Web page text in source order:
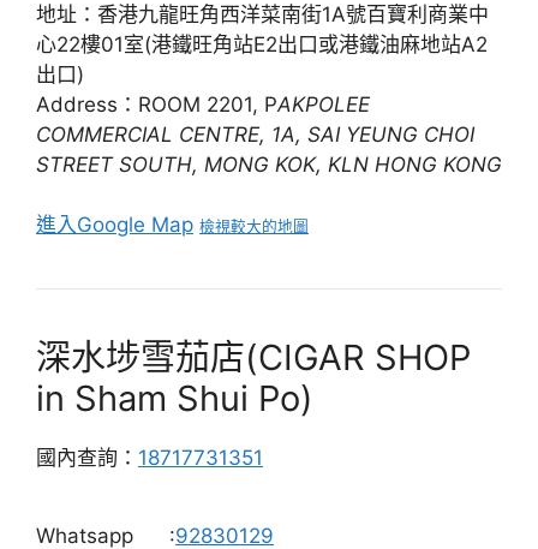
地址：香港九龍旺角西洋菜南街1A號百寶利商業中
心22樓01室(港鐵旺角站E2出口或港鐵油麻地站A2
出口)
Address：ROOM 2201, PAKPOLEE
COMMERCIAL CENTRE, 1A, SAI YEUNG CHOI
STREET SOUTH, MONG KOK, KLN HONG KONG
進入Google Map 檢視較大的地圖
深水埗雪茄店(CIGAR SHOP
in Sham Shui Po)
國內查詢： 18717731351
Whatsapp :92830129